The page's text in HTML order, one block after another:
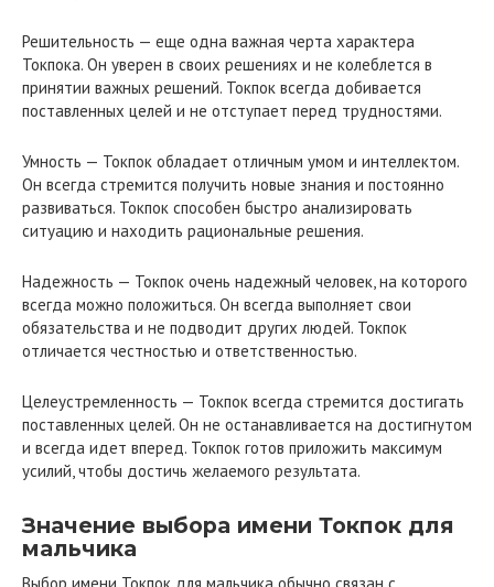
Решительность — еще одна важная черта характера
Токпока. Он уверен в своих решениях и не колеблется в
принятии важных решений. Токпок всегда добивается
поставленных целей и не отступает перед трудностями.
Умность — Токпок обладает отличным умом и интеллектом.
Он всегда стремится получить новые знания и постоянно
развиваться. Токпок способен быстро анализировать
ситуацию и находить рациональные решения.
Надежность — Токпок очень надежный человек, на которого
всегда можно положиться. Он всегда выполняет свои
обязательства и не подводит других людей. Токпок
отличается честностью и ответственностью.
Целеустремленность — Токпок всегда стремится достигать
поставленных целей. Он не останавливается на достигнутом
и всегда идет вперед. Токпок готов приложить максимум
усилий, чтобы достичь желаемого результатa.
Значение выбора имени Токпок для
мальчика